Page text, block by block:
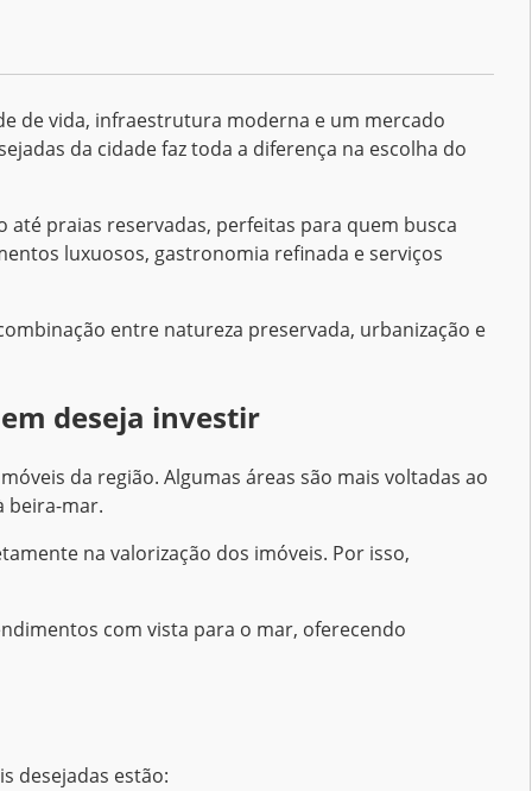
de vida, infraestrutura moderna e um mercado
da cidade faz toda a diferença na escolha do
praias reservadas, perfeitas para quem busca
luxuosos, gastronomia refinada e serviços
entre natureza preservada, urbanização e
deseja investir
da região. Algumas áreas são mais voltadas ao
beira-mar.
na valorização dos imóveis. Por isso,
com vista para o mar, oferecendo
desejadas estão: